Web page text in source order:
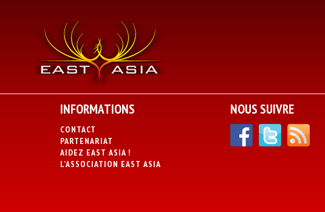
INFORMATIONS
CONTACT
PARTENARIAT
AIDEZ EAST ASIA !
L’ASSOCIATION EAST ASIA
NOUS SUIVRE